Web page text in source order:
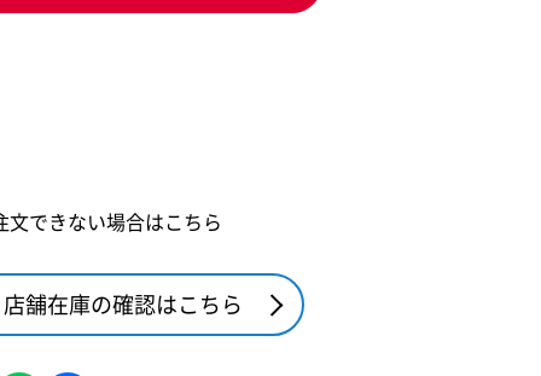
できない場合はこちら
店舗在庫の確認はこちら